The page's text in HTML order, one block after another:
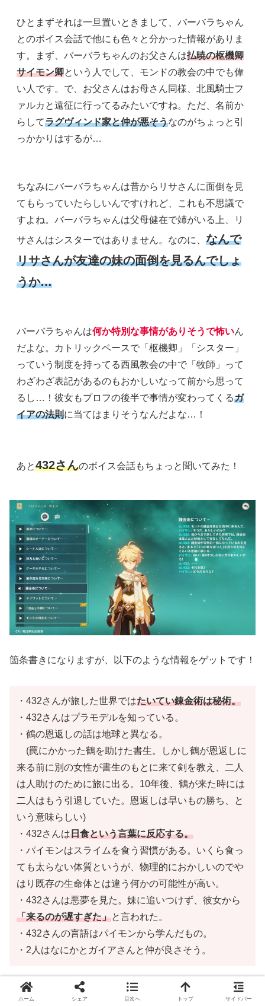
ひとまずそれは一旦置いときまして、バーバラちゃん
とのボイス会話で他にも色々と分かった情報がありま
す。まず、バーバラちゃんのお父さんは払暁の枢機卿
サイモン卿という人でして、モンドの教会の中でも偉
い人です。で、お父さんはお母さん同様、北風騎士フ
ァルカと遠征に行ってるみたいですね。ただ、名前か
らしてラグヴィンド家と仲が悪そうなのがちょっと引
っかかりはするが…
ちなみにバーバラちゃんは昔からリサさんに面倒を見
てもらっていたらしいんですけれど、これも不思議で
すよね。バーバラちゃんは父母健在で姉がいる上、リ
サさんはシスターではありません。なのに、 なんで
リサさんが友達の妹の面倒を見るんでしょ
うか…
バーバラちゃんは何か特別な事情がありそうで怖いん
だよな。カトリックベースで「枢機卿」「シスター」
っていう制度を持ってる西風教会の中で「牧師」って
わざわざ表記があるのもおかしいなって前から思って
るし…！彼女もプロフの後半で事情が変わってくるガ
イアの法則に当てはまりそうなんだよな…！
あと432さんのボイス会話もちょっと聞いてみた！
箇条書きになりますが、以下のような情報をゲットです！
・432さんが旅した世界ではたいてい錬金術は秘術。
・432さんはプラモデルを知っている。
・鶴の恩返しの話は地球と異なる。
(罠にかかった鶴を助けた書生。しかし鶴が恩返しに
来る前に別の女性が書生のもとに来て剣を教え、二人
は人助けのために旅に出る。10年後、鶴が来た時には
二人はもう引退していた。恩返しは早いもの勝ち、と
いう意味らしい)
・432さんは日食という言葉に反応する。
・パイモンはスライムを食う習慣がある。いくら食っ
ても太らない体質というが、物理的におかしいのでや
はり既存の生命体とは違う何かの可能性が高い。
・432さんは悪夢を見た。妹に追いつけず、彼女から
「来るのが遅すぎた」と言われた。
・432さんの言語はパイモンから学んだもの。
・2人はなにかとガイアさんと仲が良さそう。
ということで、432さんは近現代のような世界に手を出し
ホーム シェア 目次へ トップ サイドバー